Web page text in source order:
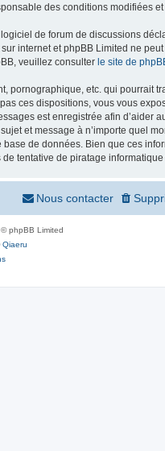
des conditions modifiées et
de forum de discussions
internet et phpBB Limited ne
veuillez consulter le site de
pornographique, etc. qui pourrait
ces dispositions, vous vous
est enregistrée afin d’aider
et message à n’importe quel
de données. Bien que ces
tentative de piratage
Nous contacter
phpBB Limited
Qiaeru